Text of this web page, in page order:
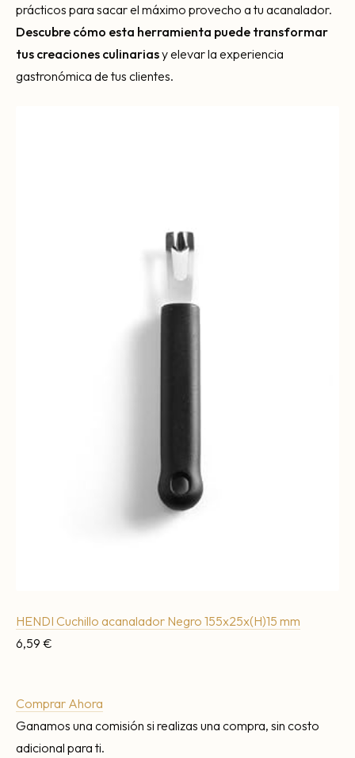
prácticos para sacar el máximo provecho a tu acanalador.
Descubre cómo esta herramienta puede transformar
tus creaciones culinariasy elevar la experiencia
gastronómica de tus clientes.
HENDI Cuchillo acanalador Negro 155x25x(H)15 mm
6,59 €
Comprar Ahora
Ganamos una comisión si realizas una compra, sin costo
adicional para ti.